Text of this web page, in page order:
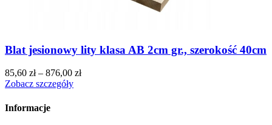
Blat jesionowy lity klasa AB 2cm gr., szerokość 40cm
85,60 zł– 876,00 zł
Zobacz szczegóły
Informacje